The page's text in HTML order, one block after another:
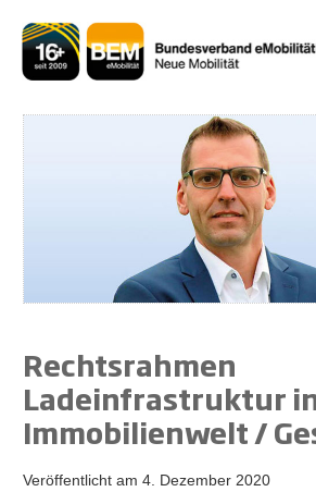
Inhalt
springen
Rechtsrahmen
Ladeinfrastruktur
Immobilienwelt /
Veröffentlicht am 4. Dezember 2020